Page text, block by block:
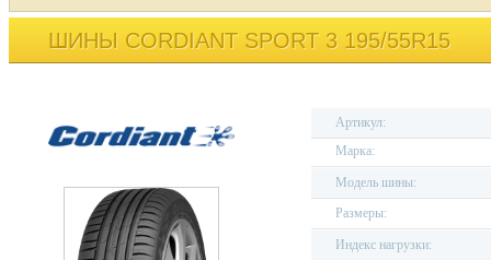
ШИНЫ CORDIANT SPORT 3 195/55R15
Артикул:
Марка:
Модель шины:
Размеры:
Индекс нагрузки: